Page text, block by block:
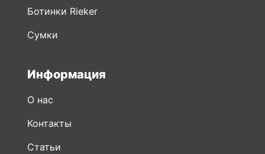
Ботинки Rieker
Сумки
Информация
О нас
Контакты
Статьи